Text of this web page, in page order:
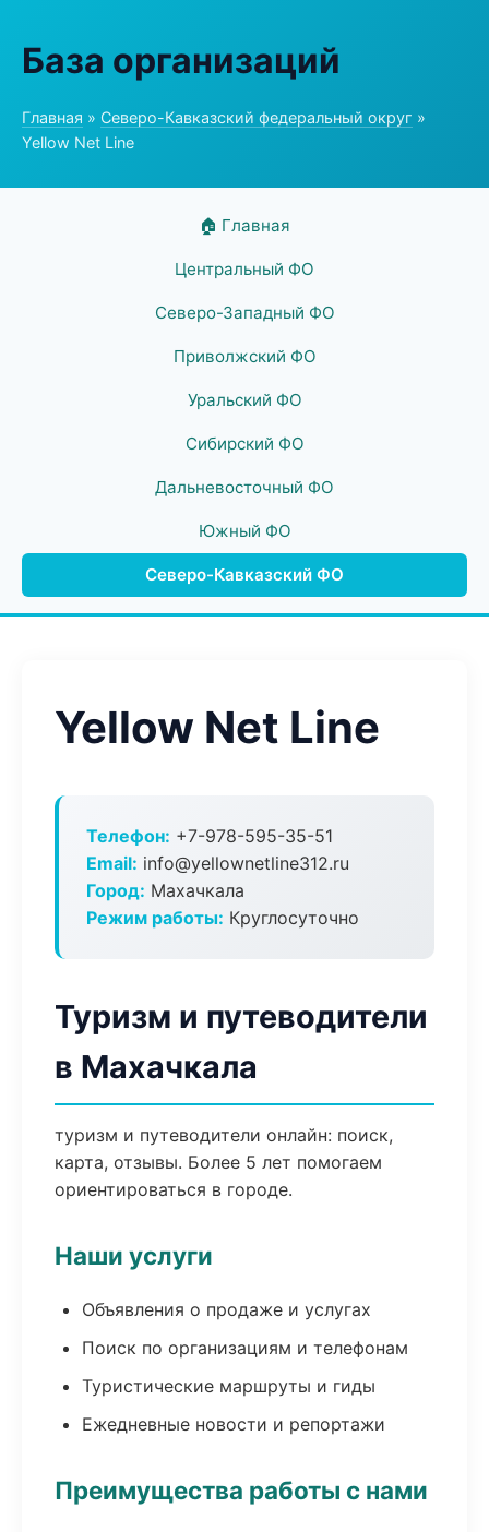
База организаций
Главная » Северо-Кавказский федеральный округ »
Yellow Net Line
🏠 Главная
Центральный ФО
Северо-Западный ФО
Приволжский ФО
Уральский ФО
Сибирский ФО
Дальневосточный ФО
Южный ФО
Северо-Кавказский ФО
Yellow Net Line
Телефон: +7-978-595-35-51
Email: info@yellownetline312.ru
Город: Махачкала
Режим работы: Круглосуточно
Туризм и путеводители
в Махачкала
туризм и путеводители онлайн: поиск,
карта, отзывы. Более 5 лет помогаем
ориентироваться в городе.
Наши услуги
Объявления о продаже и услугах
Поиск по организациям и телефонам
Туристические маршруты и гиды
Ежедневные новости и репортажи
Преимущества работы с нами